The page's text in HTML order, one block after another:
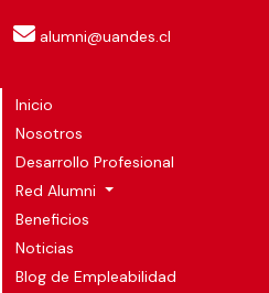
alumni@uandes.cl
Inicio
Nosotros
Desarrollo Profesional
Red Alumni
Beneficios
Noticias
Blog de Empleabilidad